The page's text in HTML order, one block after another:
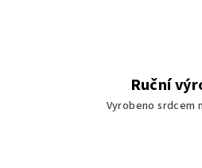
Ruční
Vyrobeno srdcem